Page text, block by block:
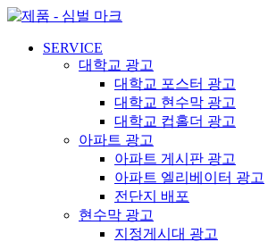
콘
SERVICE
대학교 광고
대학교 포스터 광고
대학교 현수막 광고
대학교 컵홀더 광고
아파트 광고
아파트 게시판 광고
아파트 엘리베이터 광고
전단지 배포
현수막 광고
지정게시대 광고